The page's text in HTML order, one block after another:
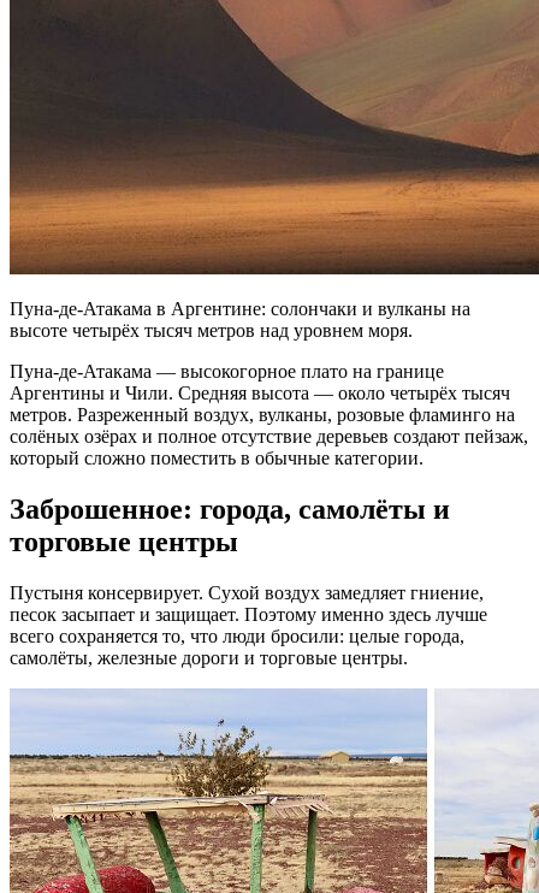
Пуна-де-Атакама в Аргентине: солончаки и вулканы на
высоте четырёх тысяч метров над уровнем моря.
Пуна-де-Атакама — высокогорное плато на границе
Аргентины и Чили. Средняя высота — около четырёх тысяч
метров. Разреженный воздух, вулканы, розовые фламинго на
солёных озёрах и полное отсутствие деревьев создают пейзаж,
который сложно поместить в обычные категории.
Заброшенное: города, самолёты и
торговые центры
Пустыня консервирует. Сухой воздух замедляет гниение,
песок засыпает и защищает. Поэтому именно здесь лучше
всего сохраняется то, что люди бросили: целые города,
самолёты, железные дороги и торговые центры.